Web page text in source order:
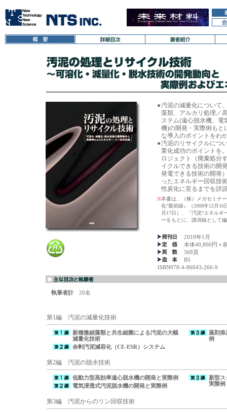
●汚泥の減量化について
藻類、アルカリ処理／
ステム(遠心脱水機、電
機)の開発・実際例もと
な導入のポイントをわ
●汚泥のリサイクルにつ
業化成功のポイントを
ロジェクト（廃棄処分
イクルできる技術の開
発電できる技術の開発
ったエネルギー回収技
性炭化に至るまでを詳
※本書は、（株）メガセミナ
化”最前線』（2008年12月16
月17日）、『汚泥“エネルギ
ーをもとに、講演録として
2010年1月
本体40,800円＋
368頁
B5
ISBN978-4-86043-266-9
執筆者計 20名
第1編 汚泥の減量化技術
新種微細藻類と共生細菌による汚泥の大幅
減量化技術
余剰汚泥減容化（CE-ESR）システム
薬剤添
例
第2編 汚泥の脱水技術
低動力型高効率遠心脱水機の開発と実際例
電気浸透式汚泥脱水機の開発と実際例
新型ス
実際例
第3編 汚泥からのリン回収技術